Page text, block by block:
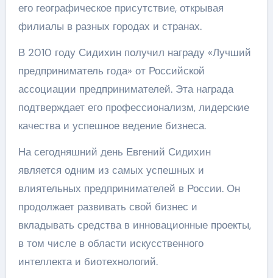
его географическое присутствие, открывая
филиалы в разных городах и странах.
В 2010 году Сидихин получил награду «Лучший
предприниматель года» от Российской
ассоциации предпринимателей. Эта награда
подтверждает его профессионализм, лидерские
качества и успешное ведение бизнеса.
На сегодняшний день Евгений Сидихин
является одним из самых успешных и
влиятельных предпринимателей в России. Он
продолжает развивать свой бизнес и
вкладывать средства в инновационные проекты,
в том числе в области искусственного
интеллекта и биотехнологий.